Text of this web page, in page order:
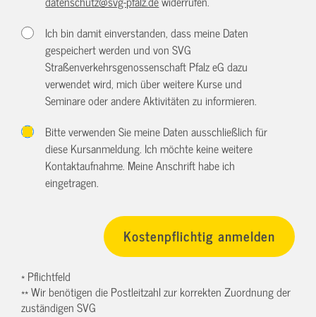
Ich bin damit einverstanden, dass meine Daten
gespeichert werden und von SVG
Straßenverkehrsgenossenschaft Pfalz eG dazu
verwendet wird, mich über weitere Kurse und
Seminare oder andere Aktivitäten zu informieren.
Bitte verwenden Sie meine Daten ausschließlich für
diese Kursanmeldung. Ich möchte keine weitere
Kontaktaufnahme. Meine Anschrift habe ich
eingetragen.
* Pflichtfeld
** Wir benötigen die Postleitzahl zur korrekten Zuordnung der
zuständigen SVG